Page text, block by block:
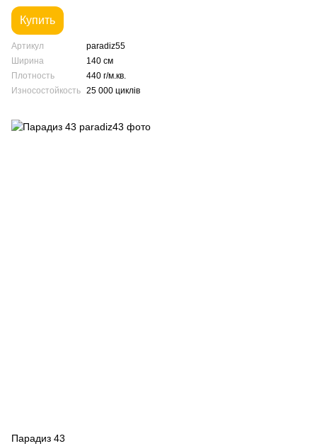
Купить
Артикул
paradiz55
Ширина
140 см
Плотность
440 г/м.кв.
Износостойкость 25 000 циклів
Парадиз 43